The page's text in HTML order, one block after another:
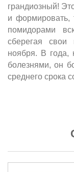
грандиозный!
и формировать,
помидорами
сберегая свои
ноября. В года,
болезнями, он
среднего срока